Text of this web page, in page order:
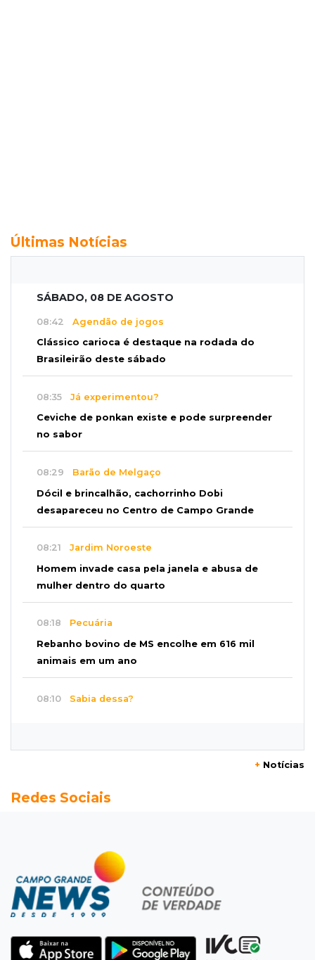
Últimas Notícias
SÁBADO, 08 DE AGOSTO
08:42 Agendão de jogos
Clássico carioca é destaque na rodada do
Brasileirão deste sábado
08:35 Já experimentou?
Ceviche de ponkan existe e pode surpreender
no sabor
08:29 Barão de Melgaço
Dócil e brincalhão, cachorrinho Dobi
desapareceu no Centro de Campo Grande
08:21 Jardim Noroeste
Homem invade casa pela janela e abusa de
mulher dentro do quarto
08:18 Pecuária
Rebanho bovino de MS encolhe em 616 mil
animais em um ano
08:10 Sabia dessa?
Ele vendeu a casa para virar piloto, mas pulo
Cozinha sobre rodas
É só abrir o porta-malas: Fábio assa chipa e
até “chirros” dentro do carro
Praticar esportes juntos fortalece a relação
+ Notícias
Redes Sociais